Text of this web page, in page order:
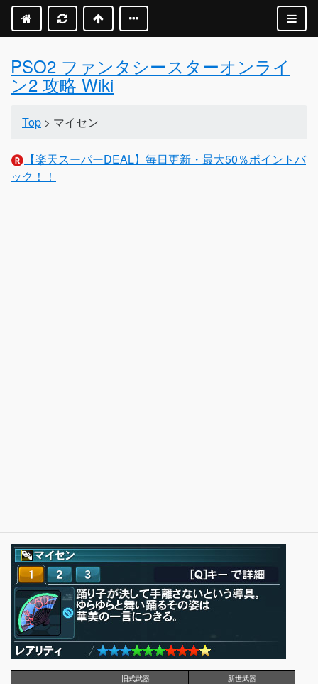
PSO2 ファンタシースターオンライ
ン2 攻略 Wiki
Top > マイセン
【楽天スーパーDEAL】毎日更新・最大50％ポイントバ
ック！！
旧式武器
新世武器